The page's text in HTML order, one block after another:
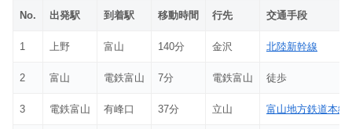
No. 出発駅 到着駅 移動時間 行先 交通手段
1 上野 富山 140分 金沢 北陸新幹線
2 富山 電鉄富山 7分 電鉄富山 徒歩
3 電鉄富山 有峰口 37分 立山 富山地方鉄道本線